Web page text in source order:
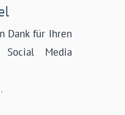
Dank für Ihren
Media